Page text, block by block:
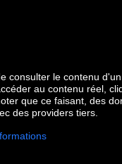
consulter le contenu
au contenu réel,
que ce faisant, des
des providers tiers.